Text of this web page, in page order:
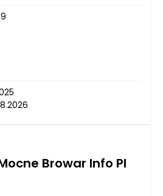
Browar Info Pl